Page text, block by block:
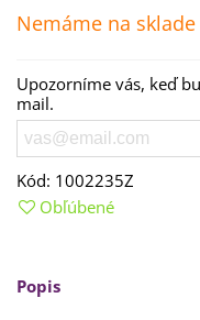
Nemáme na sklade
Upozorníme vás, keď
mail.
Kód: 1002235Z
Obľúbené
Popis